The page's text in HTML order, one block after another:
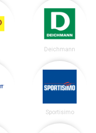
Deichmann
Sportisimo